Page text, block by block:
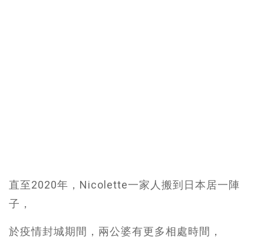
直至2020年，Nicolette一家人搬到日本居一陣
子，
於疫情封城期間，兩公婆有更多相處時間，